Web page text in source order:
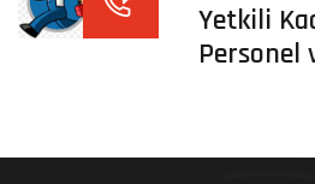
Yetkili
Personel